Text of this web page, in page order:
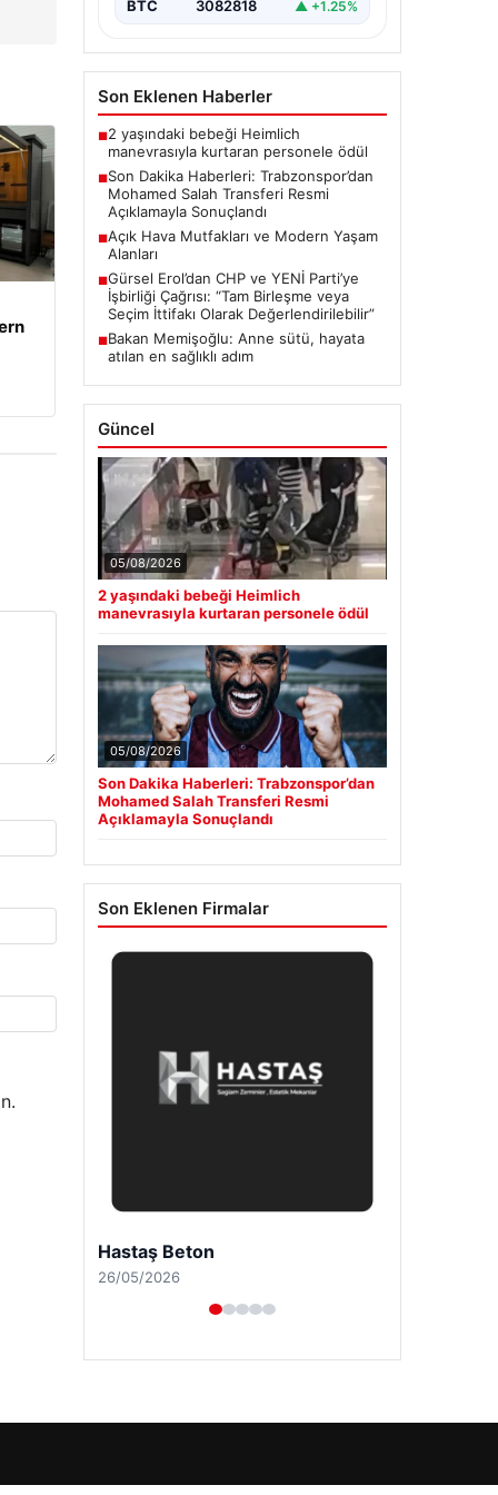
BTC 3082818 ▲ +1.25%
Son Eklenen Haberler
■2 yaşındaki bebeği Heimlich
manevrasıyla kurtaran personele ödül
■Son Dakika Haberleri: Trabzonspor’dan
Mohamed Salah Transferi Resmi
Açıklamayla Sonuçlandı
■Açık Hava Mutfakları ve Modern Yaşam
Alanları
■Gürsel Erol’dan CHP ve YENİ Parti’ye
İşbirliği Çağrısı: “Tam Birleşme veya
Seçim İttifakı Olarak Değerlendirilebilir”
■Bakan Memişoğlu: Anne sütü, hayata
atılan en sağlıklı adım
Güncel
05/08/2026
2 yaşındaki bebeği Heimlich
manevrasıyla kurtaran personele ödül
05/08/2026
Son Dakika Haberleri: Trabzonspor’dan
Mohamed Salah Transferi Resmi
Açıklamayla Sonuçlandı
Son Eklenen Firmalar
Hastaş Beton
26/05/2026